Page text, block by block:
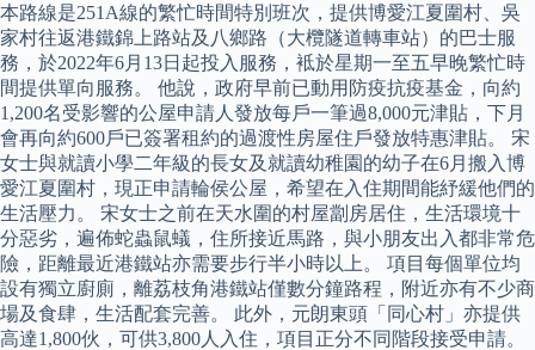
本路線是251A線的繁忙時間特別班次，提供博愛江夏圍村、吳
家村往返港鐵錦上路站及八鄉路（大欖隧道轉車站）的巴士服
務，於2022年6月13日起投入服務，袛於星期一至五早晚繁忙時
間提供單向服務。 他說，政府早前已動用防疫抗疫基金，向約
1,200名受影響的公屋申請人發放每戶一筆過8,000元津貼，下月
會再向約600戶已簽署租約的過渡性房屋住戶發放特惠津貼。 宋
女士與就讀小學二年級的長女及就讀幼稚園的幼子在6月搬入博
愛江夏圍村，現正申請輪侯公屋，希望在入住期間能紓緩他們的
生活壓力。 宋女士之前在天水圍的村屋劏房居住，生活環境十
分惡劣，遍佈蛇蟲鼠蟻，住所接近馬路，與小朋友出入都非常危
險，距離最近港鐵站亦需要步行半小時以上。 項目每個單位均
設有獨立廚廁，離荔枝角港鐵站僅數分鐘路程，附近亦有不少商
場及食肆，生活配套完善。 此外，元朗東頭「同心村」亦提供
高達1,800伙，可供3,800人入住，項目正分不同階段接受申請。